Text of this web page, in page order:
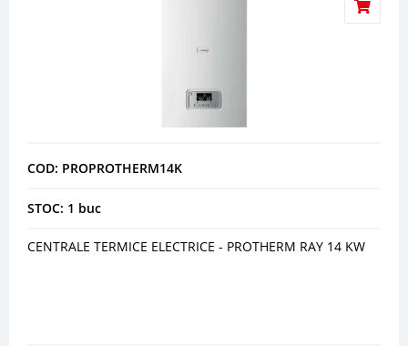
COD: PROPROTHERM14K
STOC: 1 buc
CENTRALE TERMICE ELECTRICE - PROTHERM RAY 14 KW